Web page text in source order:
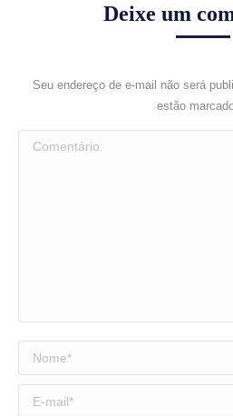
Deixe um
Seu endereço de e-mail não será
estão
Comentário
Nome *
E-mail *